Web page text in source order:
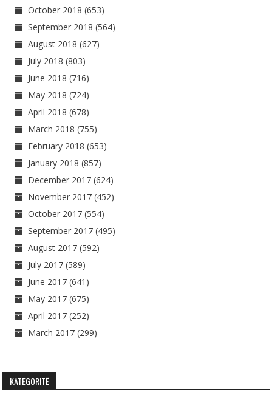
October 2018 (653)
September 2018 (564)
August 2018 (627)
July 2018 (803)
June 2018 (716)
May 2018 (724)
April 2018 (678)
March 2018 (755)
February 2018 (653)
January 2018 (857)
December 2017 (624)
November 2017 (452)
October 2017 (554)
September 2017 (495)
August 2017 (592)
July 2017 (589)
June 2017 (641)
May 2017 (675)
April 2017 (252)
March 2017 (299)
KATEGORITË